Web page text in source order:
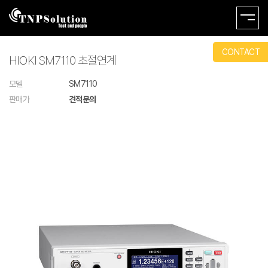
HIOKI SM7110 초절연계
모델
SM7110
판매가
견적문의
CONTACT